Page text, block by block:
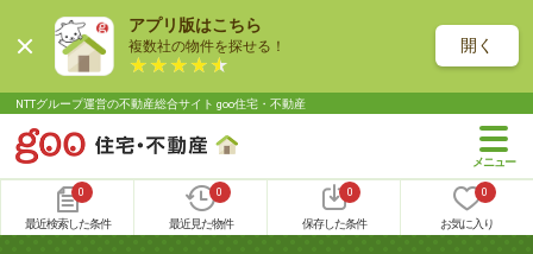
アプリ版はこちら
複数社の物件を探せる！ 開く
NTTグループ運営の不動産総合サイト goo住宅・不動産
0
最近検索した条件
0
最近見た物件
0
保存した条件
0
お気に入り